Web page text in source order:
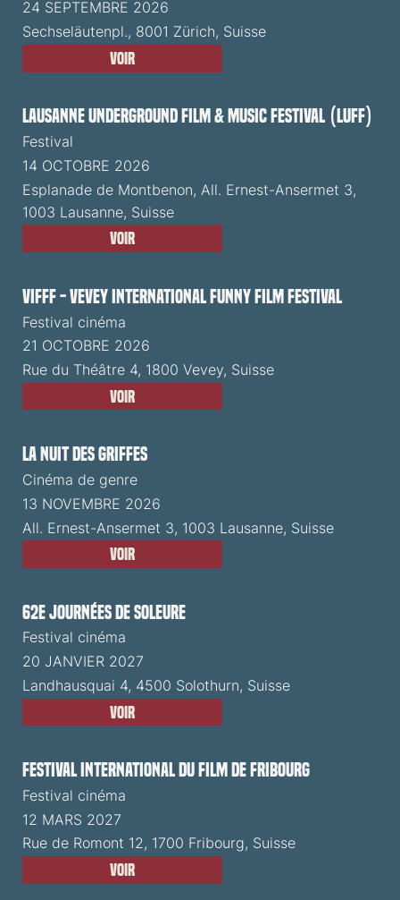
24 SEPTEMBRE 2026
Sechseläutenpl., 8001 Zürich, Suisse
Voir
Lausanne Underground Film & Music Festival (LUFF)
Festival
14 OCTOBRE 2026
Esplanade de Montbenon, All. Ernest-Ansermet 3,
1003 Lausanne, Suisse
Voir
VIFFF - Vevey International Funny Film Festival
Festival cinéma
21 OCTOBRE 2026
Rue du Théâtre 4, 1800 Vevey, Suisse
Voir
La Nuit des Griffes
Cinéma de genre
13 NOVEMBRE 2026
All. Ernest-Ansermet 3, 1003 Lausanne, Suisse
Voir
62e Journées de Soleure
Festival cinéma
20 JANVIER 2027
Landhausquai 4, 4500 Solothurn, Suisse
Voir
Festival International du Film de Fribourg
Festival cinéma
12 MARS 2027
Rue de Romont 12, 1700 Fribourg, Suisse
Voir